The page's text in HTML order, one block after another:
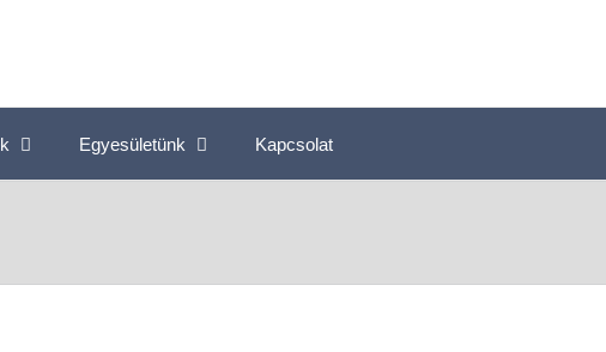
Egyesületünk Kapcsolat